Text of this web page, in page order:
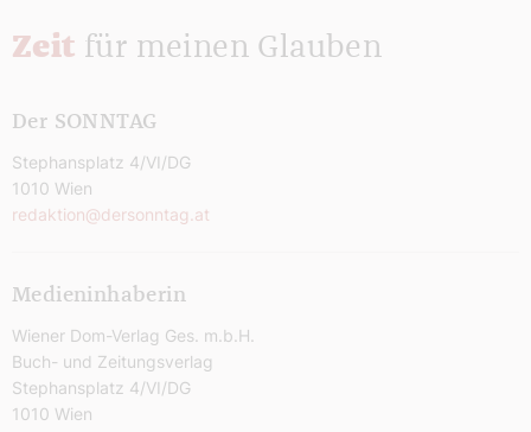
Zeit für meinen Glauben
Der SONNTAG
Stephansplatz 4/VI/DG
1010 Wien
redaktion@dersonntag.at
Medieninhaberin
Wiener Dom-Verlag Ges. m.b.H.
Buch- und Zeitungsverlag
Stephansplatz 4/VI/DG
1010 Wien